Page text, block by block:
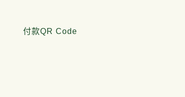
付款QR Code